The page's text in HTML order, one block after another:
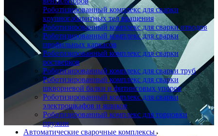
Роботизированный комплекс для сварки
крупногабаритных тел вращения
Роботизированный комплекс для сварки отводов
Роботизированный комплекс для сварки
профильных каркасов
Роботизированный комплекс для сварки
ростверков
Роботизированный комплекс для сварки труб
Роботизированный комплекс для сварки
шкворневой балки и фитинговых упоров
Роботизированный комплекс для сварки
электрошкафов и ящиков
Роботизированный комплекс для торцовки
пружин
Автоматические сварочные комплексы